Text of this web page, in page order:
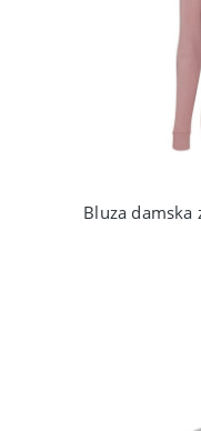
Bluza